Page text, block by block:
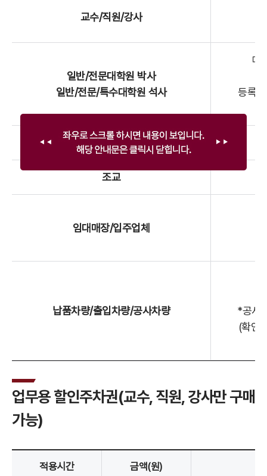
교수/직원/강사
일반/전문대학원 박사
일반/전문/특수대학원 석사
매
등록
연구원
조교
임대매장/입주업체
납품차량/출입차량/공사차량
*공사
(확인
업무용 할인주차권(교수, 직원, 강사만 구매
가능)
적용시간 금액(원)